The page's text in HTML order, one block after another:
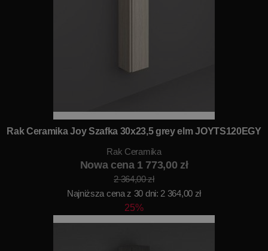
Rak Ceramika Joy Szafka 30x23,5 grey elm JOYTS120EGY
Rak Ceramika
Nowa cena 1 773,00 zł
2 364,00 zł
Najniższa cena z 30 dni: 2 364,00 zł
25%